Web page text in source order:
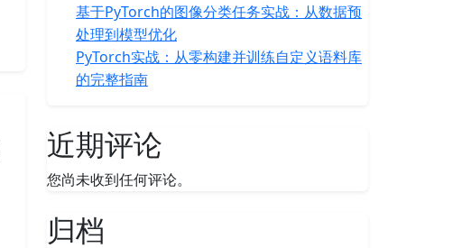
基于PyTorch的图像分类任务实战：从数据预
处理到模型优化
PyTorch实战：从零构建并训练自定义语料库
的完整指南
近期评论
您尚未收到任何评论。
归档